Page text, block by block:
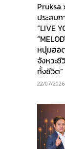
Pruksa
ประสบ
“LIVE
หนุ่มฮอ
จังหวะ
ทั้งชีวิต”
22/07/2026